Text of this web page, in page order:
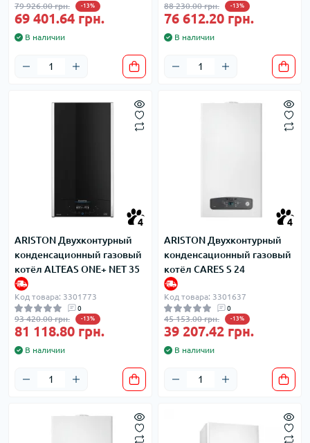
79 926.00 грн. -13%
69 401.64 грн.
В наличии
88 230.00 грн. -13%
76 612.20 грн.
В наличии
4
ARISTON Двухконтурный
конденсационный газовый
котёл ALTEAS ONE+ NET 35
Код товара: 3301773
0
93 420.00 грн. -13%
81 118.80 грн.
В наличии
4
ARISTON Двухконтурный
конденсационный газовый
котёл CARES S 24
Код товара: 3301637
0
45 153.00 грн. -13%
39 207.42 грн.
В наличии